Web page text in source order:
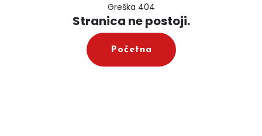
Greška 404
Stranica ne postoji.
Početna